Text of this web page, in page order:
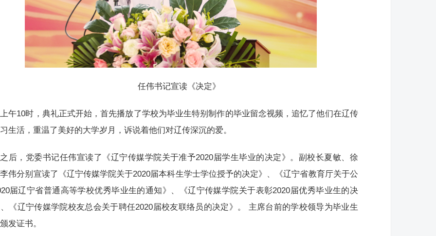
任伟书记宣读《决定》
上午10时，典礼正式开始，首先播放了学校为毕业生特别制作的毕业留念视频，追忆了他们在辽传
生活，重温了美好的大学岁月，诉说着他们对辽传深沉的爱。
之后，党委书记任伟宣读了《辽宁传媒学院关于准予2020届学生毕业的决定》。副校长夏敏、徐
伟分别宣读了《辽宁传媒学院关于2020届本科生学士学位授予的决定》、《辽宁省教育厅关于公
届辽宁省普通高等学校优秀毕业生的通知》、《辽宁传媒学院关于表彰2020届优秀毕业生的决
《辽宁传媒学院校友总会关于聘任2020届校友联络员的决定》。 主席台前的学校领导为毕业生
发证书。